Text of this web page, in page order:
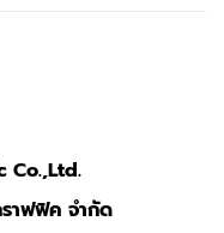
Co.,Ltd.
าฟฟิค จำกัด